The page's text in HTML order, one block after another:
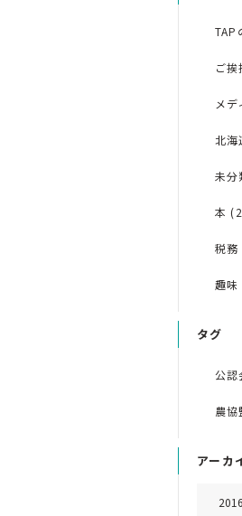
TAP
ご
メ
北海
未分
本
税
趣
タグ
公認
農協
アーカ